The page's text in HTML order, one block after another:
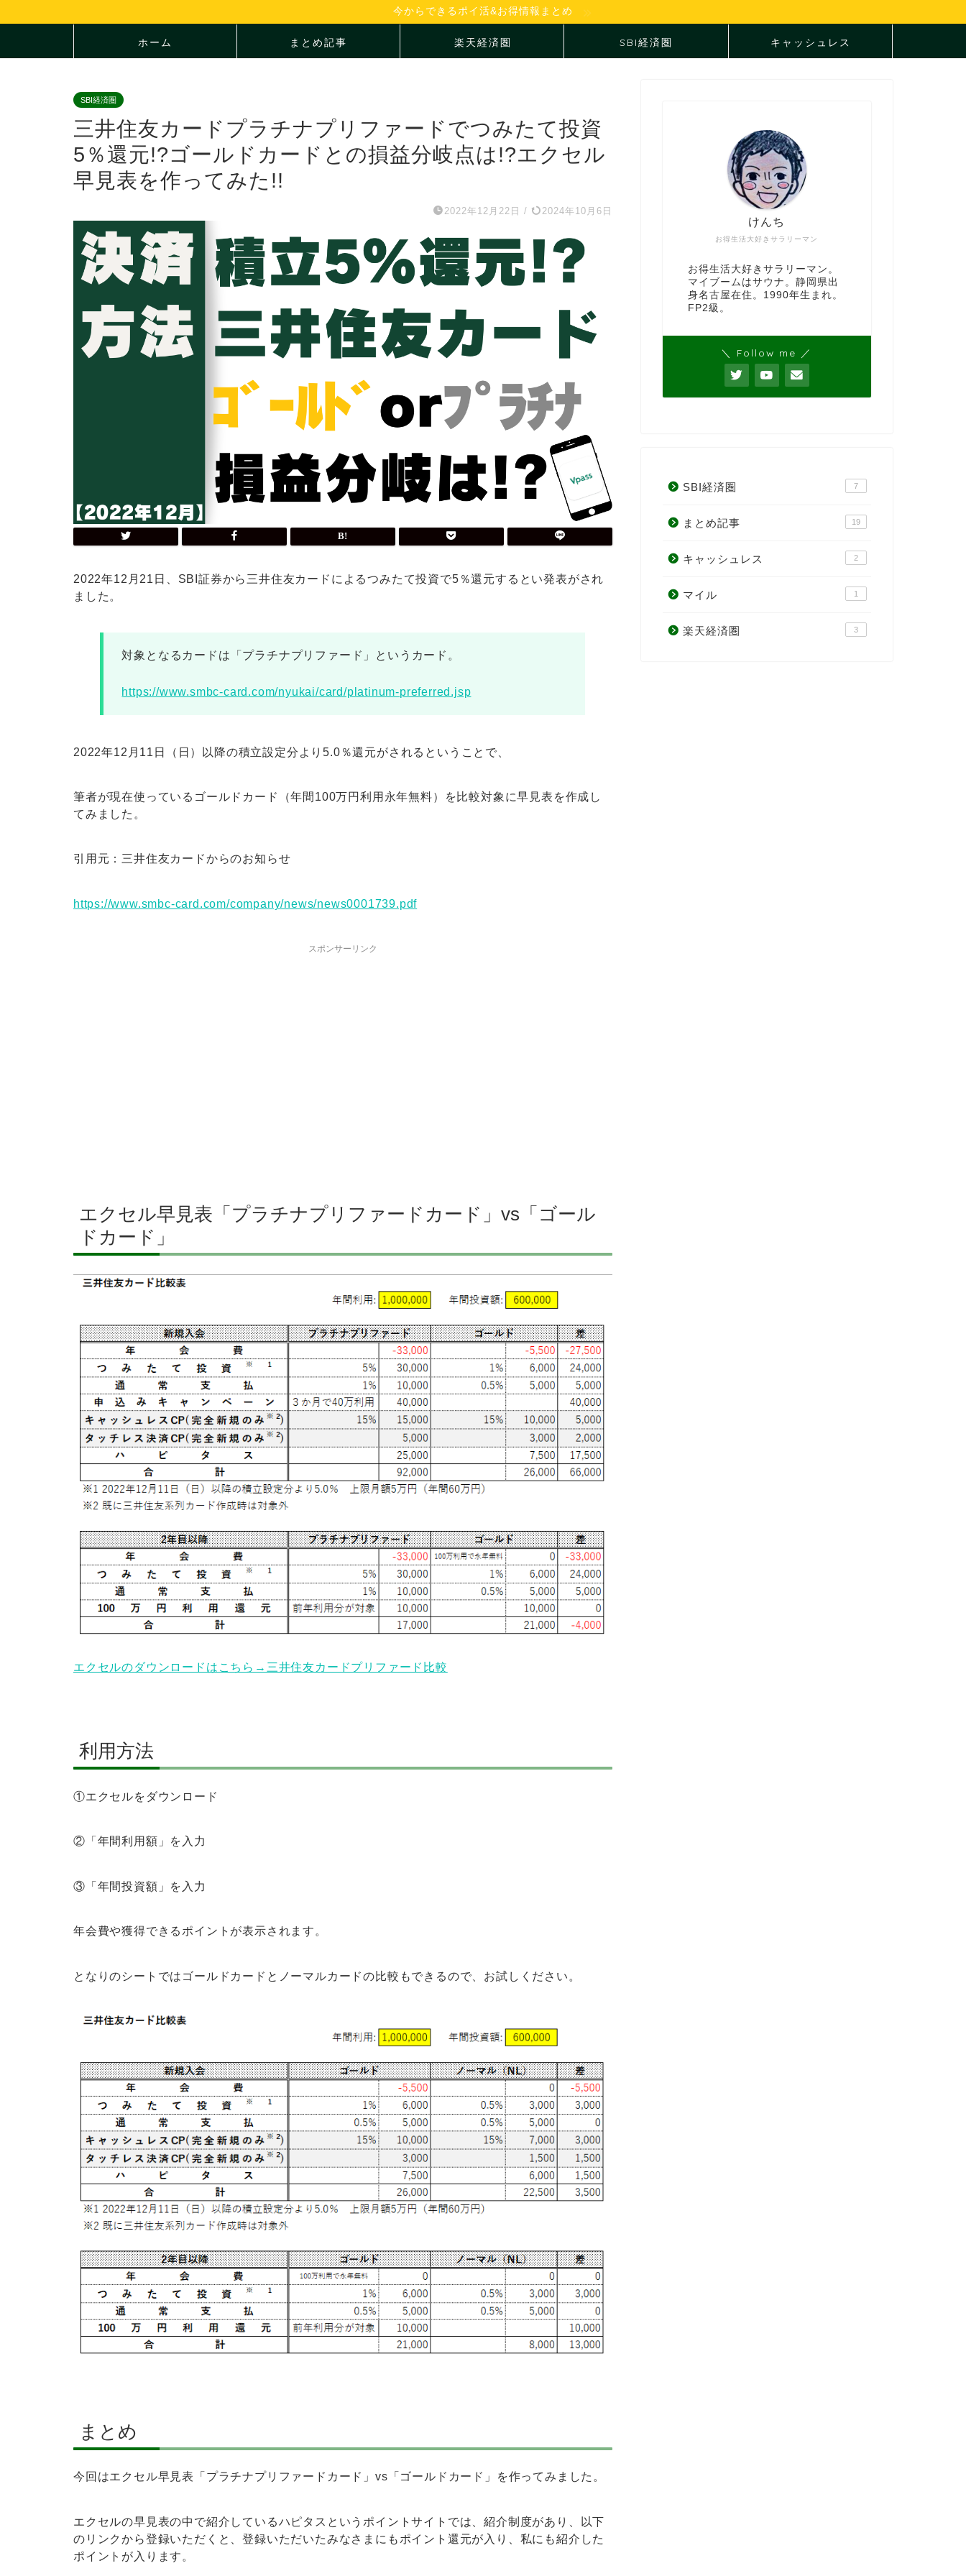
今からできるポイ活&お得情報まとめ
ホーム まとめ記事 楽天経済圏 SBI経済圏 キャッシュレス
SBI経済圏
三井住友カードプラチナプリファードでつみたて投資
5％還元!?ゴールドカードとの損益分岐点は!?エクセル
早見表を作ってみた!!
2022年12月22日 / 2024年10月6日
2022年12月21日、SBI証券から三井住友カードによるつみたて投資で5％還元するとい発表がされ
ました。
対象となるカードは「プラチナプリファード」というカード。
https://www.smbc-card.com/nyukai/card/platinum-preferred.jsp
2022年12月11日（日）以降の積立設定分より5.0％還元がされるということで、
筆者が現在使っているゴールドカード（年間100万円利用永年無料）を比較対象に早見表を作成し
てみました。
引用元：三井住友カードからのお知らせ
https://www.smbc-card.com/company/news/news0001739.pdf
スポンサーリンク
エクセル早見表「プラチナプリファードカード」vs「ゴール
ドカード」
エクセルのダウンロードはこちら→三井住友カードプリファード比較
利用方法
①エクセルをダウンロード
②「年間利用額」を入力
③「年間投資額」を入力
年会費や獲得できるポイントが表示されます。
となりのシートではゴールドカードとノーマルカードの比較もできるので、お試しください。
まとめ
今回はエクセル早見表「プラチナプリファードカード」vs「ゴールドカード」を作ってみました。
エクセルの早見表の中で紹介しているハピタスというポイントサイトでは、紹介制度があり、以下
のリンクから登録いただくと、登録いただいたみなさまにもポイント還元が入り、私にも紹介した
ポイントが入ります。
お得生活大好きサラリーマン
けんち
お得生活大好きサラリーマン。
マイブームはサウナ。静岡県出
身名古屋在住。1990年生まれ。
FP2級。
＼ Follow me ／
SBI経済圏 7
まとめ記事 19
キャッシュレス 2
マイル 1
楽天経済圏 3